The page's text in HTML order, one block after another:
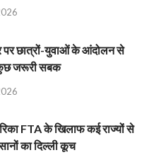
छात्रों-युवाओं के आंदोलन से
जरूरी सबक
FTA के खिलाफ कई राज्यों से
का दिल्ली कूच